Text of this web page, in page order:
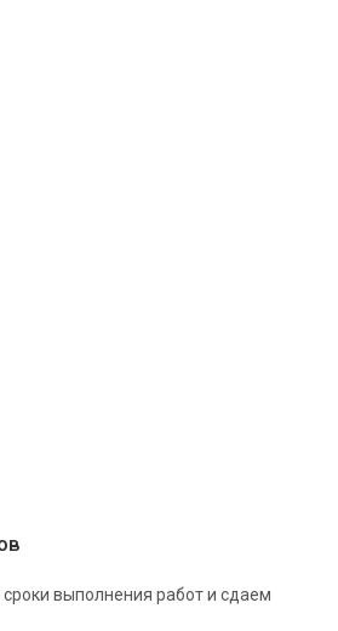
выполнения работ и сдаем